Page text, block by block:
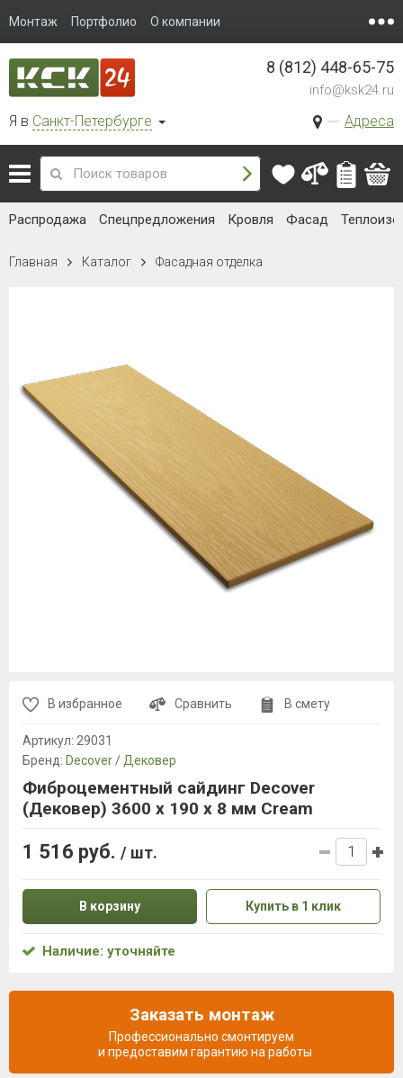
Монтаж Портфолио О компании
Я в Санкт-Петербурге Адреса
8 (812) 448-65-75
info@ksk24.ru
Распродажа Спецпредложения Кровля Фасад
Главная Каталог Фасадная отделка
В избранное Сравнить В смету
Артикул: 29031
Бренд: Decover / Дековер
Фиброцементный сайдинг Decover
(Дековер) 3600 x 190 x 8 мм Cream
1 516 руб. / шт.
В корзину Купить в 1 клик
Наличие: уточняйте
Заказать монтаж
Профессионально смонтируем
и предоставим гарантию на работы